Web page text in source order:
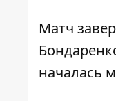
Матч
началась